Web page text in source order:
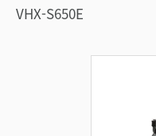
VHX-S650E